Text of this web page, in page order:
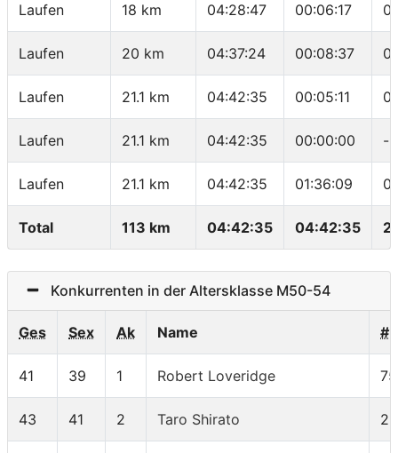
Laufen 18 km 04:28:47 00:06:17
Laufen 20 km 04:37:24 00:08:37
Laufen 21.1 km 04:42:35 00:05:11
Laufen 21.1 km 04:42:35 00:00:00 -
Laufen 21.1 km 04:42:35 01:36:09
Total 113 km 04:42:35 04:42:35
Konkurrenten in der Altersklasse M50-54
Ges Sex Ak Name #
41 39 1 Robert Loveridge 75
43 41 2 Taro Shirato